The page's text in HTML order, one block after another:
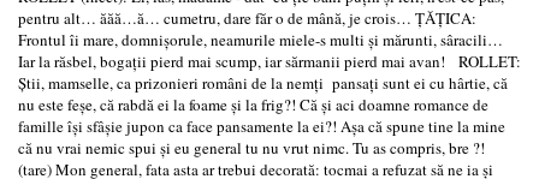
pentru alt… ăăă…ă… cumetru, dare făr o de mână, je crois… ŢĂŢICA:
Frontul îi mare, domnişorule, neamurile miele-s multi şi mărunti, sâracili…
Iar la răsbel, bogaţii pierd mai scump, iar sărmanii pierd mai avan! ROLLET:
Ştii, mamselle, ca prizonieri români de la nemţi pansaţi sunt ei cu hârtie, că
nu este feşe, că rabdă ei la foame şi la frig?! Că şi aci doamne romance de
famille îşi sfâşie jupon ca face pansamente la ei?! Aşa că spune tine la mine
că nu vrai nemic spui şi eu general tu nu vrut nimc. Tu as compris, bre ?!
(tare) Mon general, fata asta ar trebui decorată: tocmai a refuzat să ne ia şi